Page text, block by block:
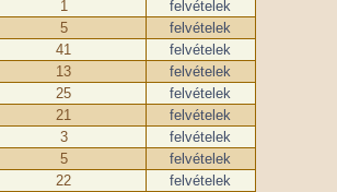
1
felvételek
5
felvételek
41
felvételek
13
felvételek
25
felvételek
21
felvételek
3
felvételek
5
felvételek
22
felvételek